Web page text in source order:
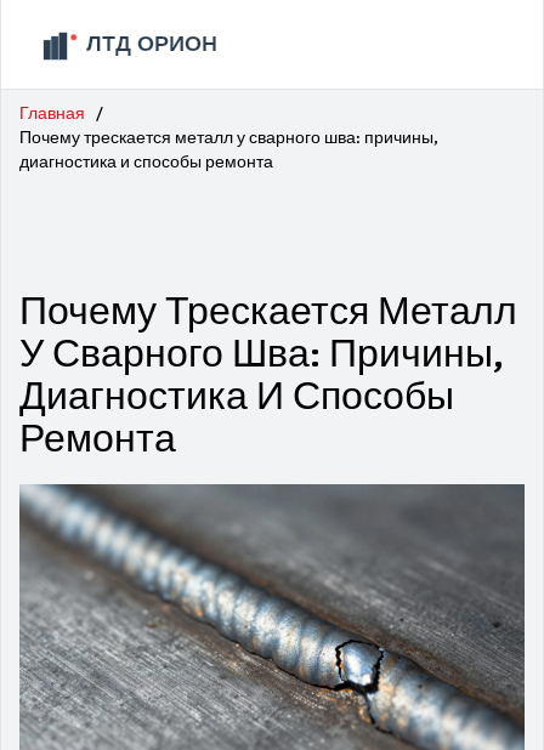
Главная
Почему трескается металл у сварного шва: причины,
диагностика и способы ремонта
Почему Трескается Металл
У Сварного Шва: Причины,
Диагностика И Способы
Ремонта